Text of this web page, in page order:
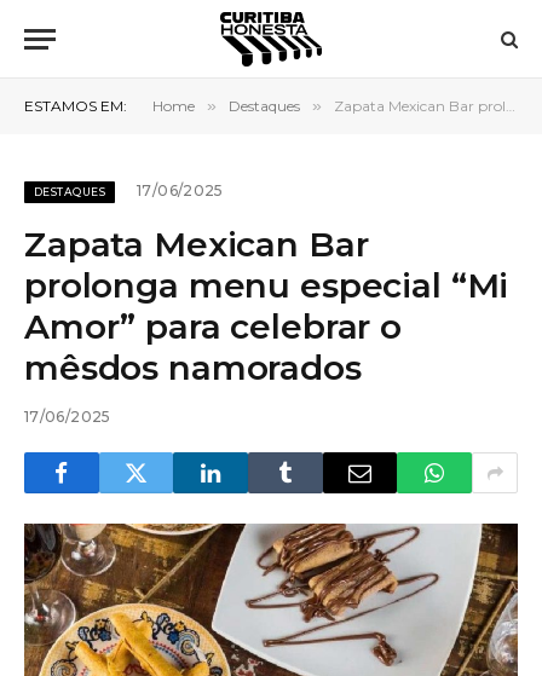
ESTAMOS EM: Home » Destaques » Zapata Mexican Bar prolonga menu especial “Mi Amor” para celebrar o mêsdos namorados
DESTAQUES 17/06/2025
Zapata Mexican Bar
prolonga menu especial “Mi
Amor” para celebrar o
mêsdos namorados
17/06/2025